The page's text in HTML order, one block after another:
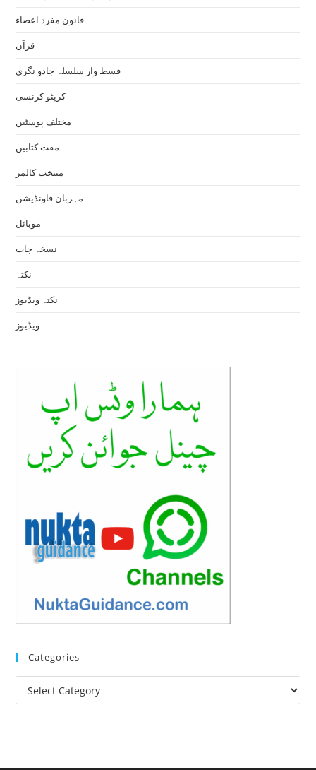
قانون مفرد اعضاء
قرآن
قسط وار سلسلہ جادو نگری
کرپٹو کرنسی
مختلف پوسٹیں
مفت کتابیں
منتخب کالمز
مہربان فاونڈیشن
موبائل
نسخہ جات
نکتہ
نکتہ ویڈیوز
ویڈیوز
Categories
Categories